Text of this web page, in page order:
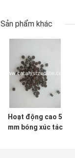
Sản phẩm khác
Hoạt động cao 5
mm bóng xúc tác